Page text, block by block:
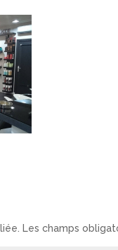
Les champs